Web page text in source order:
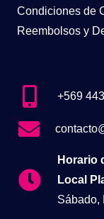
Condiciones de
Reembolsos y
+569
Horario
Local
Sábado,